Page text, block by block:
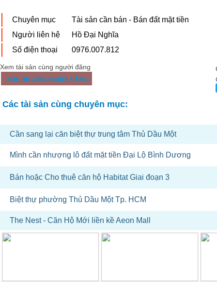
Chuyên mục
Tài sản cần bán - Bán đất mặt tiền
Người liên hệ
Hồ Đại Nghĩa
Số điện thoại
0976.007.812
Xem tài sản cùng người đăng
Các tài sản cùng chuyên mục:
Cần sang lại căn biệt thự trung tâm Thủ Dầu Một
Mình cần nhượng lô đất mặt tiền Đại Lộ Bình Dương
Bán hoặc Cho thuê căn hộ Habitat Giai đoạn 3
Biệt thự phường Thủ Dầu Một Tp. HCM
The Nest - Căn Hộ Mới liền kề Aeon Mall